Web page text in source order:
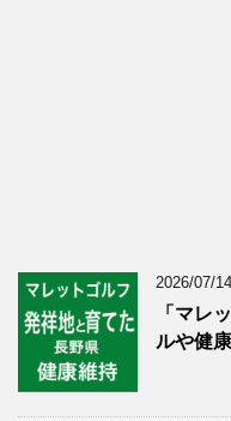
2026/07/14
「マレ
ルや健